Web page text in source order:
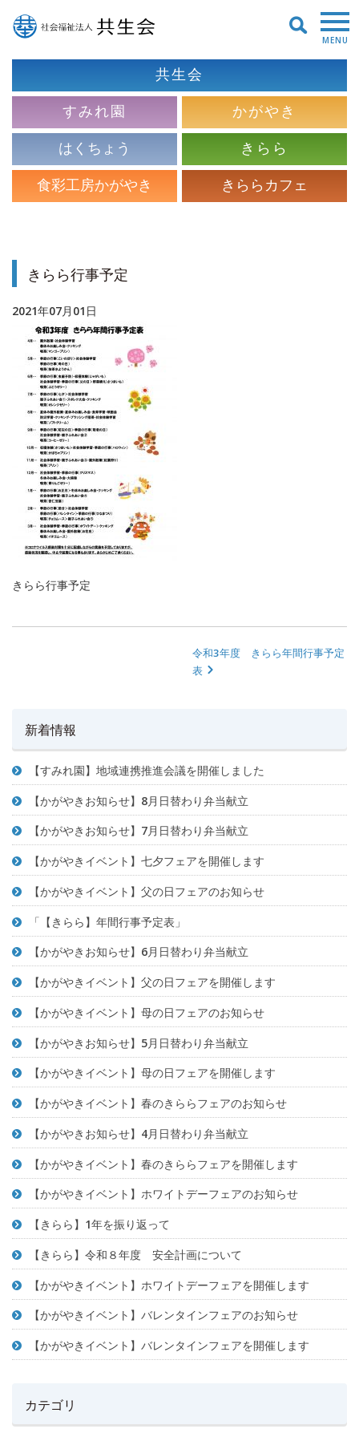
MENU
共生会
すみれ園
かがやき
はくちょう
きらら
食彩工房かがやき
きららカフェ
きらら行事予定
2021年07月01日
きらら行事予定
令和3年度 きらら年間行事予定
表
新着情報
【すみれ園】地域連携推進会議を開催しました
【かがやきお知らせ】8月日替わり弁当献立
【かがやきお知らせ】7月日替わり弁当献立
【かがやきイベント】七夕フェアを開催します
【かがやきイベント】父の日フェアのお知らせ
「【きらら】年間行事予定表」
【かがやきお知らせ】6月日替わり弁当献立
【かがやきイベント】父の日フェアを開催します
【かがやきイベント】母の日フェアのお知らせ
【かがやきお知らせ】5月日替わり弁当献立
【かがやきイベント】母の日フェアを開催します
【かがやきイベント】春のきららフェアのお知らせ
【かがやきお知らせ】4月日替わり弁当献立
【かがやきイベント】春のきららフェアを開催します
【かがやきイベント】ホワイトデーフェアのお知らせ
【きらら】1年を振り返って
【きらら】令和８年度 安全計画について
【かがやきイベント】ホワイトデーフェアを開催します
【かがやきイベント】バレンタインフェアのお知らせ
【かがやきイベント】バレンタインフェアを開催します
カテゴリ